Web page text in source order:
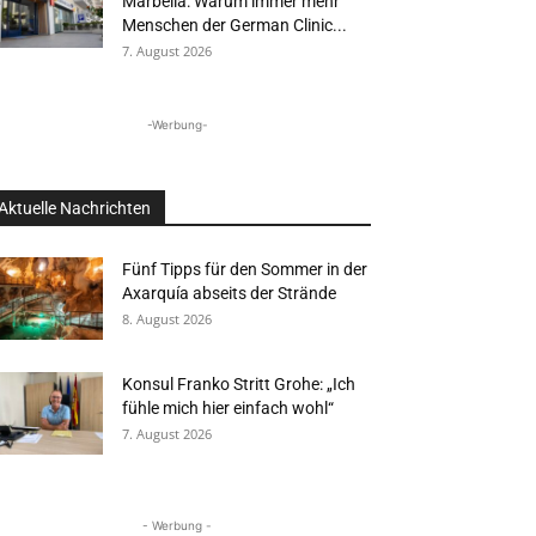
Menschen der German Clinic...
7. August 2026
-Werbung-
Nachrichten
Fünf Tipps für den Sommer in der
Axarquía abseits der Strände
8. August 2026
Konsul Franko Stritt Grohe: „Ich
fühle mich hier einfach wohl“
7. August 2026
- Werbung -